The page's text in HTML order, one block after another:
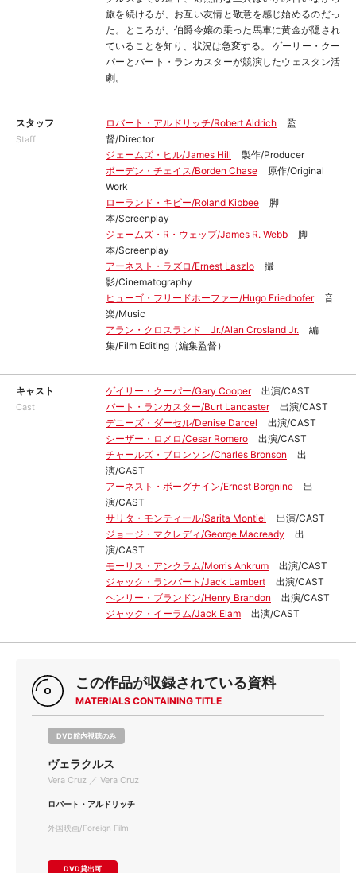
旅を続けるが、お互い友情と敬意を感じ始めるのだっ
た。ところが、伯爵令嬢の乗った馬車に黄金が隠され
ていることを知り、状況は急変する。 ゲーリー・クー
パーとバート・ランカスターが競演したウェスタン活
劇。
スタッフ
Staff
ロバート・アルドリッチ/Robert Aldrich
監
督/Director
ジェームズ・ヒル/James Hill
製作/Producer
ボーデン・チェイス/Borden Chase
原作/Original
Work
ローランド・キビー/Roland Kibbee
脚
本/Screenplay
ジェームズ・R・ウェッブ/James R. Webb
脚
本/Screenplay
アーネスト・ラズロ/Ernest Laszlo
撮
影/Cinematography
ヒューゴ・フリードホーファー/Hugo Friedhofer
音
楽/Music
アラン・クロスランド Jr./Alan Crosland Jr.
編
集/Film Editing（編集監督）
キャスト
Cast
ゲイリー・クーパー/Gary Cooper
出演/CAST
バート・ランカスター/Burt Lancaster
出演/CAST
デニーズ・ダーセル/Denise Darcel
出演/CAST
シーザー・ロメロ/Cesar Romero
出演/CAST
チャールズ・ブロンソン/Charles Bronson
出
演/CAST
アーネスト・ボーグナイン/Ernest Borgnine
出
演/CAST
サリタ・モンティール/Sarita Montiel
出演/CAST
ジョージ・マクレディ/George Macready
出
演/CAST
モーリス・アンクラム/Morris Ankrum
出演/CAST
ジャック・ランバート/Jack Lambert
出演/CAST
ヘンリー・ブランドン/Henry Brandon
出演/CAST
ジャック・イーラム/Jack Elam
出演/CAST
この作品が収録されている資料
MATERIALS CONTAINING TITLE
DVD館内視聴のみ
ヴェラクルス
Vera Cruz ／ Vera Cruz
ロバート・アルドリッチ
外国映画/Foreign Film
DVD貸出可